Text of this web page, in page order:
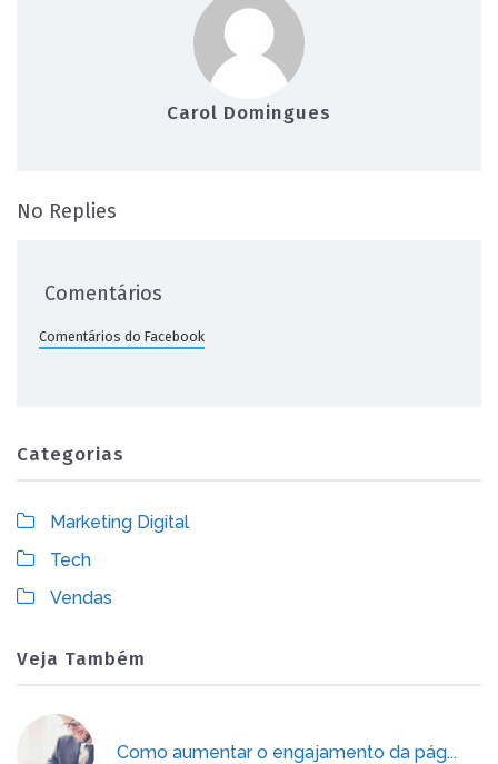
Carol Domingues
No Replies
Comentários
Comentários do Facebook
Categorias
Marketing Digital
Tech
Vendas
Veja Também
Como aumentar o engajamento da pág...